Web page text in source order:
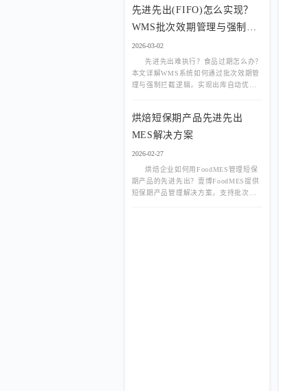
先进先出(FIFO)怎么实现？
WMS批次效期管理与强制拦
截逻辑
2026-03-02
先进先出难执行？食品过期怎么办？
本文详解WMS系统如何通过批次效期管
理与强制拦截逻辑，实现出库自动优选
烘焙短保期产品先进先出
MES解决方案
2026-02-27
烘焙企业如何用FoodMES管理短保
期产品的先进先出？壹博FoodMES提供
短保期产品管理解决方案，支持批次自